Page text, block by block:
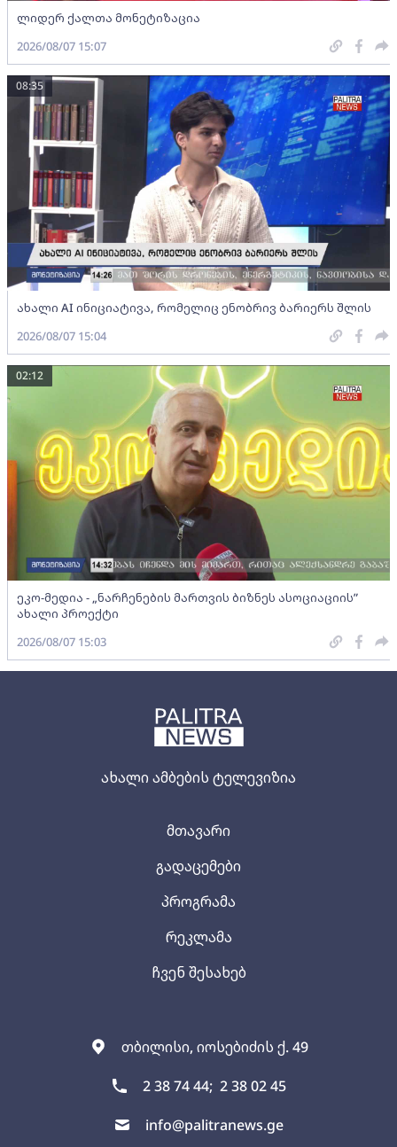
ახალი ამბების ტელევიზია
თბილისი, იოსებიძის ქ. 49
2 38 74 44; 2 38 02 45
info@palitranews.ge
მთავარი
გადაცემები
პროგრამა
რეკლამა
ჩვენ შესახებ
ლიდერ ქალთა მონეტიზაცია
2026/08/07 15:07
ახალი AI ინიციატივა, რომელიც ენობრივ ბარიერს შლის
08:35
2026/08/07 15:04
ეკო-მედია - „ნარჩენების მართვის ბიზნეს ასოციაციის”
ახალი პროექტი
02:12
2026/08/07 15:03